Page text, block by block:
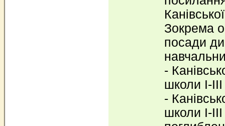
Зокрема
посади
-
школи І-
-
школи І-